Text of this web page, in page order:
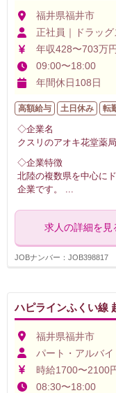
福井県福井市
正社員｜ドラッグ
年収428〜703万円
09:00〜18:00
年間休日108日
高額給与 土日休み 転
◇企業名
クスリのアオキ花堂薬
◇企業特徴
北陸の複数県を中心に
企業です。 ...
求人の詳細を見
JOBナンバー：JOB398817
ハピラインふくい線
福井県福井市
パート・アルバ
時給1700〜2100
08:30〜18:00